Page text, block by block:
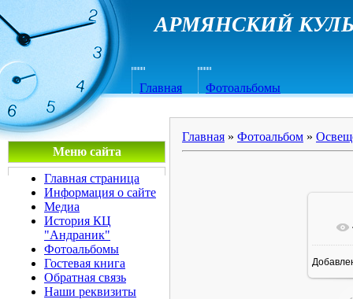
АРМЯНСКИЙ
Главная Фотоальбомы
Меню сайта
Главная страница
Информация о сайте
Медиа
История КЦ
"Андраник"
Фотоальбомы
Гостевая книга
Обратная связь
Наши реквизиты
Главная » Фотоальбом »